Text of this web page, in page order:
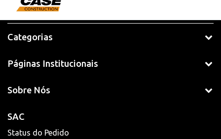
Categorias
Páginas Institucionais
Sobre Nós
SAC
Status do Pedido